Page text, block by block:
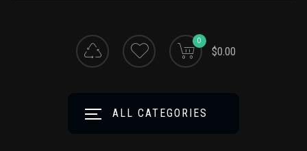
0
$0.00
ALL CATEGORIES